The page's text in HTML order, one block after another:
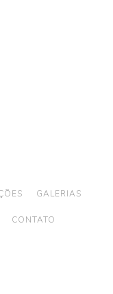
GALERIAS
CONTATO